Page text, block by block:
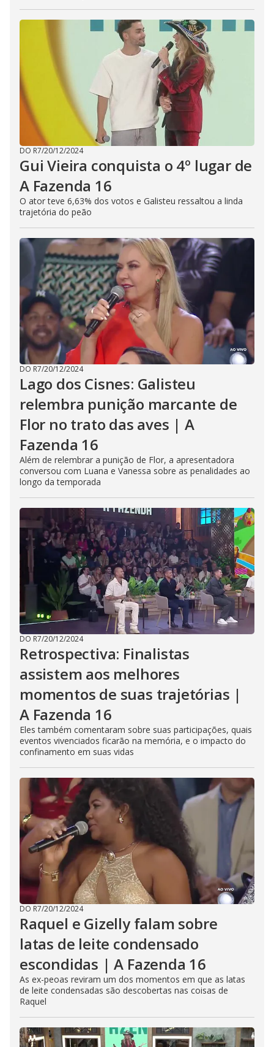
DO R7/20/12/2024
Gui Vieira conquista o 4º lugar de
A Fazenda 16
O ator teve 6,63% dos votos e Galisteu ressaltou a linda
trajetória do peão
DO R7/20/12/2024
Lago dos Cisnes: Galisteu
relembra punição marcante de
Flor no trato das aves | A
Fazenda 16
Além de relembrar a punição de Flor, a apresentadora
conversou com Luana e Vanessa sobre as penalidades ao
longo da temporada
DO R7/20/12/2024
Retrospectiva: Finalistas
assistem aos melhores
momentos de suas trajetórias |
A Fazenda 16
Eles também comentaram sobre suas participações, quais
eventos vivenciados ficarão na memória, e o impacto do
confinamento em suas vidas
DO R7/20/12/2024
Raquel e Gizelly falam sobre
latas de leite condensado
escondidas | A Fazenda 16
As ex-peoas reviram um dos momentos em que as latas
de leite condensadas são descobertas nas coisas de
Raquel